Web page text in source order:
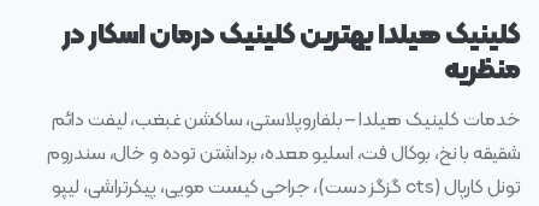
کلینیک هیلدا بهترین کلینیک درمان اسکار در
منظریه
خدمات کلینیک هیلدا – بلفاروپلاستی، ساکشن غبغب، لیفت دائم
شقیقه با نخ، بوکال فت، اسلیو معده، برداشتن توده و خال، سندروم
تونل کارپال (cts گزگز دست)، جراحی کیست مویی، پیکرتراشی، لیپو